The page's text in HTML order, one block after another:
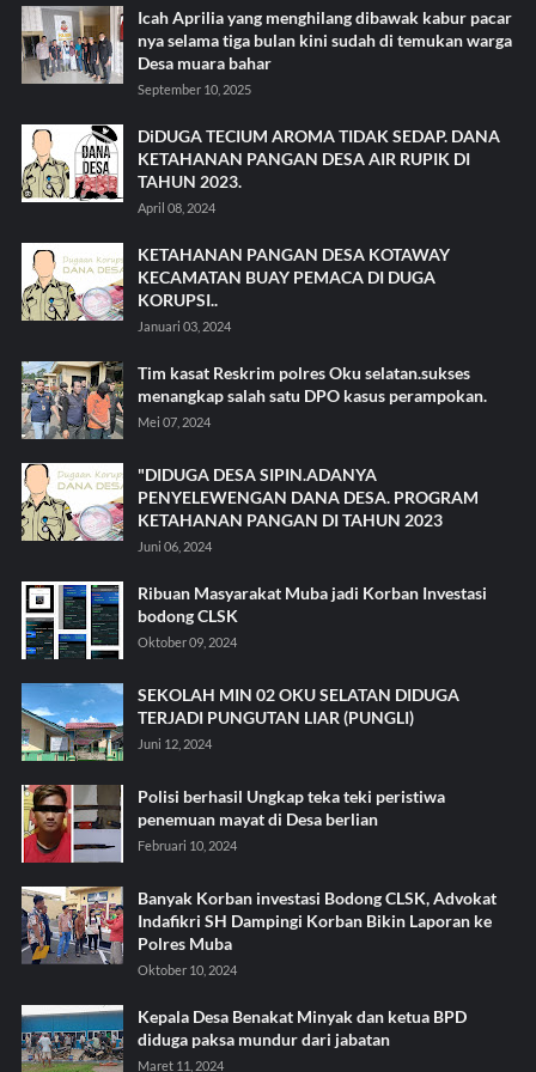
Icah Aprilia yang menghilang dibawak kabur pacar
nya selama tiga bulan kini sudah di temukan warga
Desa muara bahar
September 10, 2025
DiDUGA TECIUM AROMA TIDAK SEDAP. DANA
KETAHANAN PANGAN DESA AIR RUPIK DI
TAHUN 2023.
April 08, 2024
KETAHANAN PANGAN DESA KOTAWAY
KECAMATAN BUAY PEMACA DI DUGA
KORUPSI..
Januari 03, 2024
Tim kasat Reskrim polres Oku selatan.sukses
menangkap salah satu DPO kasus perampokan.
Mei 07, 2024
"DIDUGA DESA SIPIN.ADANYA
PENYELEWENGAN DANA DESA. PROGRAM
KETAHANAN PANGAN DI TAHUN 2023
Juni 06, 2024
Ribuan Masyarakat Muba jadi Korban Investasi
bodong CLSK
Oktober 09, 2024
SEKOLAH MIN 02 OKU SELATAN DIDUGA
TERJADI PUNGUTAN LIAR (PUNGLI)
Juni 12, 2024
Polisi berhasil Ungkap teka teki peristiwa
penemuan mayat di Desa berlian
Februari 10, 2024
Banyak Korban investasi Bodong CLSK, Advokat
Indafikri SH Dampingi Korban Bikin Laporan ke
Polres Muba
Oktober 10, 2024
Kepala Desa Benakat Minyak dan ketua BPD
diduga paksa mundur dari jabatan
Maret 11, 2024